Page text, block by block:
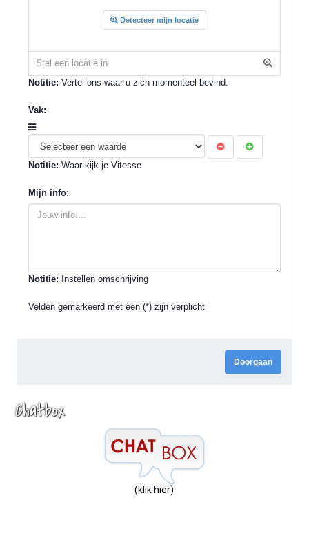
Detecteer mijn locatie
Notitie: Vertel ons waar u zich momenteel bevind.
Vak:
Notitie: Waar kijk je Vitesse
Mijn info:
Notitie: Instellen omschrijving
Velden gemarkeerd met een (*) zijn verplicht
Doorgaan
Chatbox
(klik hier)